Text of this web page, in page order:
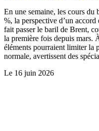
En une semaine, les cours
%, la perspective d’un
fait passer le baril de Brent,
la première fois depuis mars.
éléments pourraient limiter la
normale, avertissent des
Le 16 juin 2026